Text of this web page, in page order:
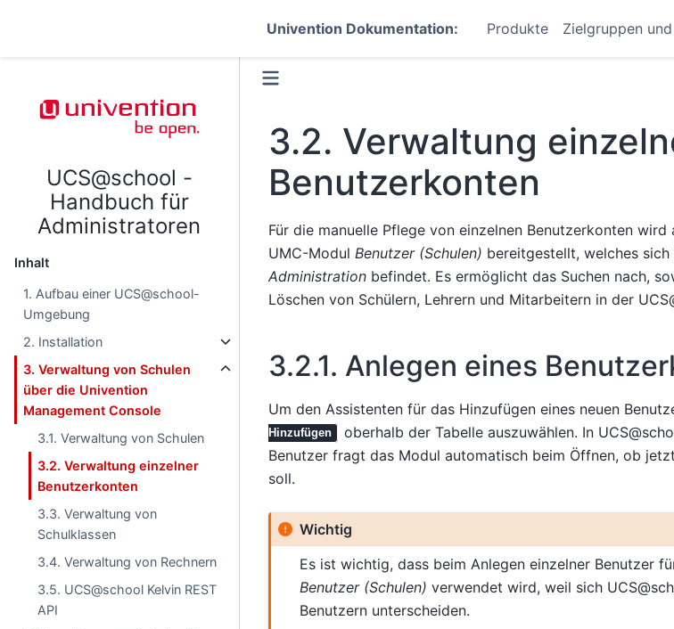
Univention Dokumentation: Produkte Zielgruppen
UCS@school -
Handbuch für
Administratoren
Inhalt
1. Aufbau einer UCS@school-
Umgebung
2. Installation
3. Verwaltung von Schulen
über die Univention
Management Console
3.1. Verwaltung von Schulen
3.2. Verwaltung einzelner
Benutzerkonten
3.3. Verwaltung von
Schulklassen
3.4. Verwaltung von Rechnern
3.5. UCS@school Kelvin REST
API
3.2. Verwaltung
Benutzerkonten
Für die manuelle Pflege von einzelnen Benutzerkonten
UMC-Modul Benutzer (Schulen) bereitgestellt, welches
Administrationbefindet. Es ermöglicht das Suchen nach,
Löschen von Schülern, Lehrern und Mitarbeitern in der
3.2.1. Anlegen eines
Um den Assistenten für das Hinzufügen eines neuen
Hinzufügen
oberhalb der Tabelle auszuwählen. In
Benutzer fragt das Modul automatisch beim Öffnen, ob
soll.
Wichtig
Es ist wichtig, dass beim Anlegen einzelner Benutzer
Benutzer (Schulen) verwendet wird, weil sich
Benutzern unterscheiden.